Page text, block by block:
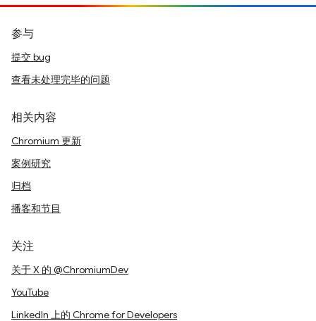
参与
提交 bug
查看未处理完毕的问题
相关内容
Chromium 更新
案例研究
归档
播客和节目
关注
关于 X 的 @ChromiumDev
YouTube
LinkedIn 上的 Chrome for Developers